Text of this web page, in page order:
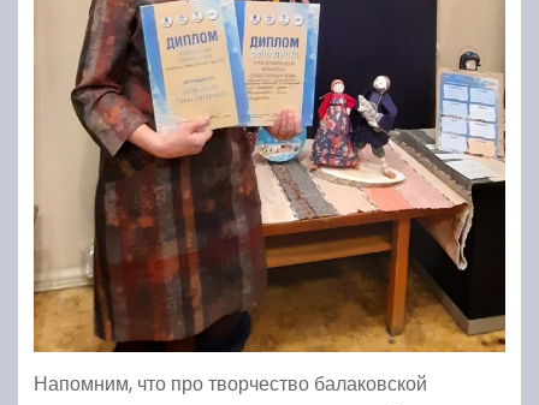
Напомним, что про творчество балаковской